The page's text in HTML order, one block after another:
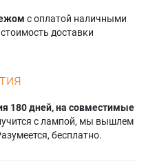
с оплатой наличными
доставки
180 дней, на совместимые
с лампой, мы вышлем
бесплатно.